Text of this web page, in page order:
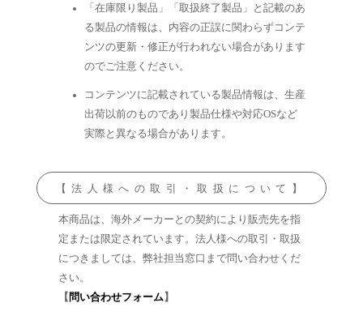
「在庫限り製品」「取扱終了製品」と記載のあ
る製品の情報は、内容の正誤に関わらずコンテ
ンツの更新・修正が行われない場合があります
のでご注意ください。
コンテンツに記載されている製品情報は、生産
出荷以前のものであり製品仕様や対応OSなど
実際と異なる場合があります。
【法人様への取引・取扱について】
本商品は、海外メーカーとの契約により販売先を指
定または限定されています。法人様への取引・取扱
につきましては、弊社担当窓口まで問い合わせくだ
さい。
【問い合わせフォーム 】